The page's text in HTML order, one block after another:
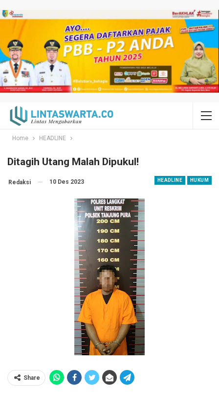
Home HEADLINE
Ditagih Utang Malah Dipukul!
HEADLINE HUKUM
Redaksi 10 Des 2023
Share